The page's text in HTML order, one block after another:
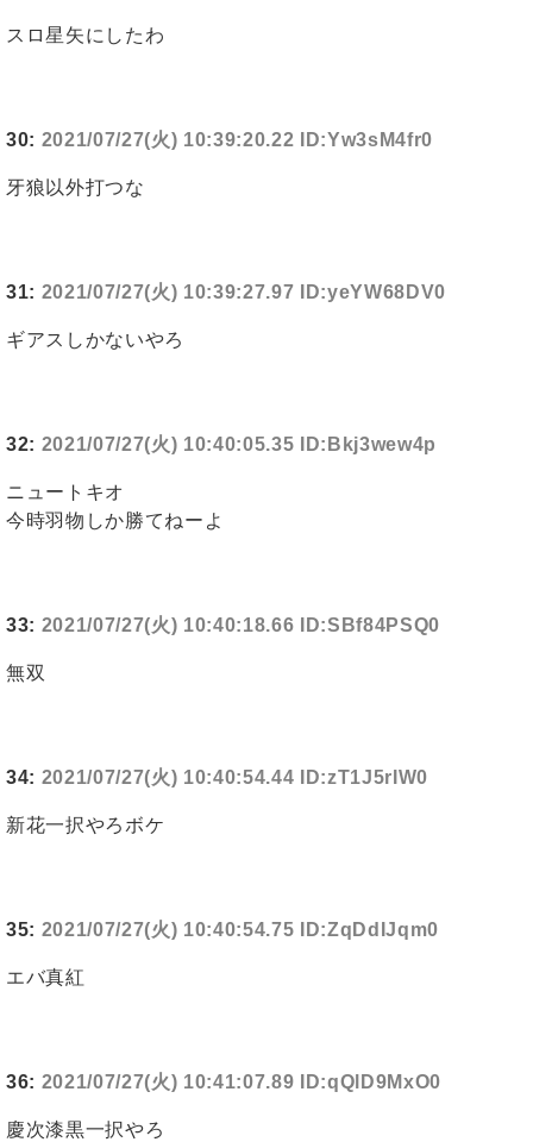
スロ星矢にしたわ
30: 2021/07/27(火) 10:39:20.22 ID:Yw3sM4fr0
牙狼以外打つな
31: 2021/07/27(火) 10:39:27.97 ID:yeYW68DV0
ギアスしかないやろ
32: 2021/07/27(火) 10:40:05.35 ID:Bkj3wew4p
ニュートキオ
今時羽物しか勝てねーよ
33: 2021/07/27(火) 10:40:18.66 ID:SBf84PSQ0
無双
34: 2021/07/27(火) 10:40:54.44 ID:zT1J5rIW0
新花一択やろボケ
35: 2021/07/27(火) 10:40:54.75 ID:ZqDdIJqm0
エバ真紅
36: 2021/07/27(火) 10:41:07.89 ID:qQlD9MxO0
慶次漆黒一択やろ